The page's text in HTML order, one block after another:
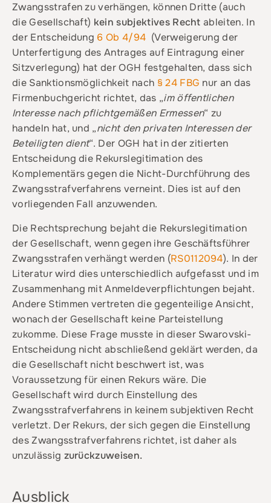
Zwangsstrafen zu verhängen, können Dritte (auch
die Gesellschaft) kein subjektives Recht ableiten. In
der Entscheidung 6 Ob 4/94 (Verweigerung der
Unterfertigung des Antrages auf Eintragung einer
Sitzverlegung) hat der OGH festgehalten, dass sich
die Sanktionsmöglichkeit nach § 24 FBG nur an das
Firmenbuchgericht richtet, das „im öffentlichen
Interesse nach pflichtgemäßen Ermessen“ zu
handeln hat, und „nicht den privaten Interessen der
Beteiligten dient“. Der OGH hat in der zitierten
Entscheidung die Rekurslegitimation des
Komplementärs gegen die Nicht-Durchführung des
Zwangsstrafverfahrens verneint. Dies ist auf den
vorliegenden Fall anzuwenden.
Die Rechtsprechung bejaht die Rekurslegitimation
der Gesellschaft, wenn gegen ihre Geschäftsführer
Zwangsstrafen verhängt werden (RS0112094). In der
Literatur wird dies unterschiedlich aufgefasst und im
Zusammenhang mit Anmeldeverpflichtungen bejaht.
Andere Stimmen vertreten die gegenteilige Ansicht,
wonach der Gesellschaft keine Parteistellung
zukomme. Diese Frage musste in dieser Swarovski-
Entscheidung nicht abschließend geklärt werden, da
die Gesellschaft nicht beschwert ist, was
Voraussetzung für einen Rekurs wäre. Die
Gesellschaft wird durch Einstellung des
Zwangsstrafverfahrens in keinem subjektiven Recht
verletzt. Der Rekurs, der sich gegen die Einstellung
des Zwangsstrafverfahrens richtet, ist daher als
unzulässig zurückzuweisen.
Ausblick